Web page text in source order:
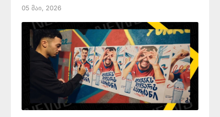
05 Მაი, 2026